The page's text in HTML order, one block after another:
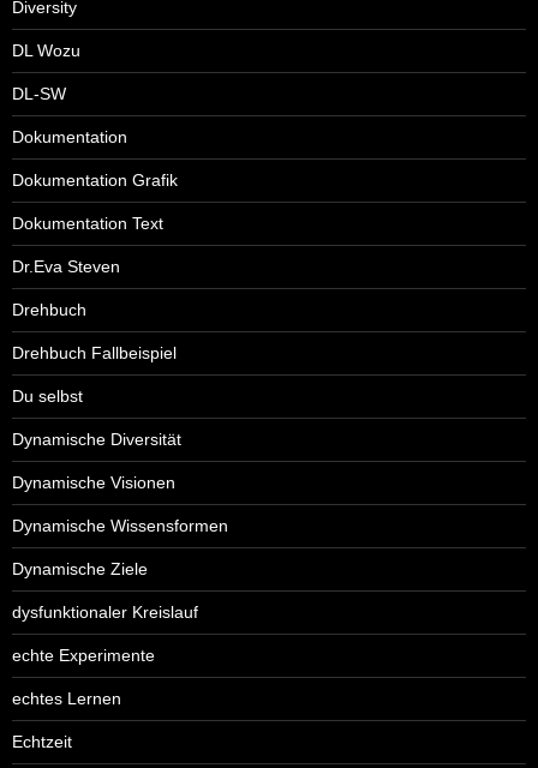
Diversity
DL Wozu
DL-SW
Dokumentation
Dokumentation Grafik
Dokumentation Text
Dr.Eva Steven
Drehbuch
Drehbuch Fallbeispiel
Du selbst
Dynamische Diversität
Dynamische Visionen
Dynamische Wissensformen
Dynamische Ziele
dysfunktionaler Kreislauf
echte Experimente
echtes Lernen
Echtzeit